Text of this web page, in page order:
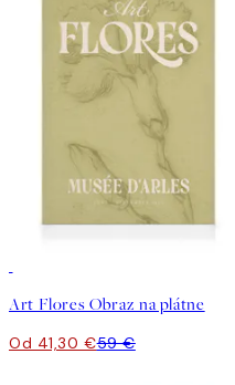
Art Flores Obraz na plátne
Od 41,30 €59 €